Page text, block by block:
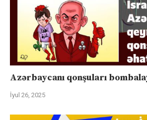
Azərbaycanı qonşuları
İyul 26, 2025